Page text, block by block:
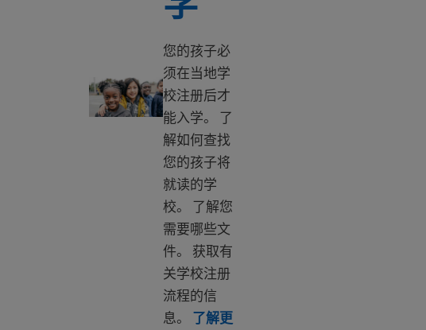
帮孩子注册入学
您的孩子必
须在当地学
校注册后才
能入学。 了
解如何查找
您的孩子将
就读的学
校。 了解您
需要哪些文
件。 获取有
关学校注册
流程的信
息。 了解更